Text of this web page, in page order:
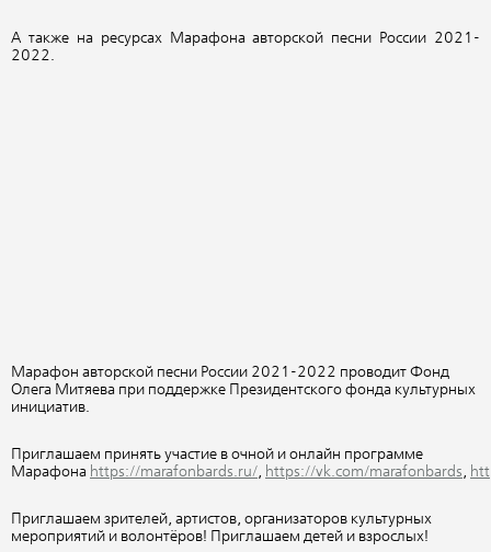
А также на ресурсах Марафона авторской песни России 2021-
2022.
Марафон авторской песни России 2021-2022 проводит Фонд
Олега Митяева при поддержке Президентского фонда культурных
инициатив.
Приглашаем принять участие в очной и онлайн программе
Марафона https://marafonbards.ru/ https://vk.com/marafonbards
Приглашаем зрителей, артистов, организаторов культурных
мероприятий и волонтёров! Приглашаем детей и взрослых!